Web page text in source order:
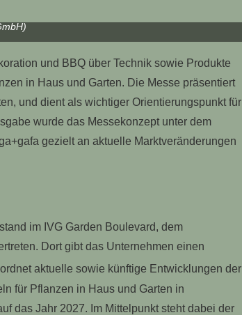
und BBQ über Technik sowie Produkte
in Haus und Garten. Die Messe präsentiert
und dient als wichtiger Orientierungspunkt für
wurde das Messekonzept unter dem
gezielt an aktuelle Marktveränderungen
im IVG Garden Boulevard, dem
Dort gibt das Unternehmen einen
aktuelle sowie künftige Entwicklungen der
für Pflanzen in Haus und Garten in
das Jahr 2027. Im Mittelpunkt steht dabei der